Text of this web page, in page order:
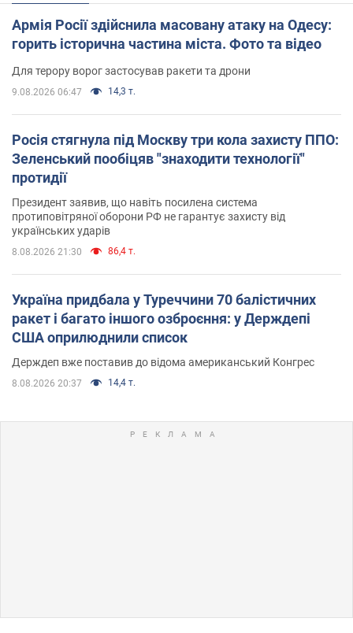
Армія Росії здійснила масовану атаку на Одесу:
горить історична частина міста. Фото та відео
Для терору ворог застосував ракети та дрони
9.08.2026 06:47 14,3 т.
Росія стягнула під Москву три кола захисту ППО:
Зеленський пообіцяв "знаходити технології"
протидії
Президент заявив, що навіть посилена система
протиповітряної оборони РФ не гарантує захисту від
українських ударів
8.08.2026 21:30 86,4 т.
Україна придбала у Туреччини 70 балістичних
ракет і багато іншого озброєння: у Держдепі
США оприлюднили список
Держдеп вже поставив до відома американський Конгрес
8.08.2026 20:37 14,4 т.